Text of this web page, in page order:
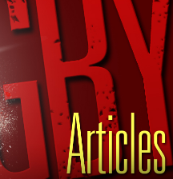
ナグン
ガ・
ラ
ラー